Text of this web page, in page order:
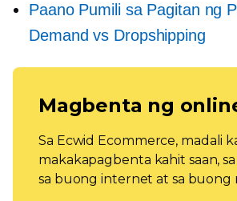
Paano Pumili sa Pagitan ng
Demand vs Dropshipping
Magbenta ng
Sa Ecwid Ecommerce, madali
makakapagbenta kahit saan,
sa buong internet at sa buong